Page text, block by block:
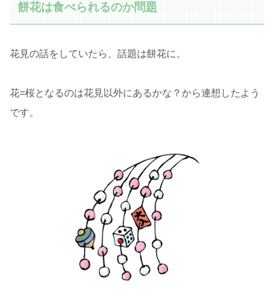
餅花は食べられるのか問題
花見の話をしていたら、話題は餅花に。
花=桜となるのは花見以外にあるかな？から連想したよう
です。